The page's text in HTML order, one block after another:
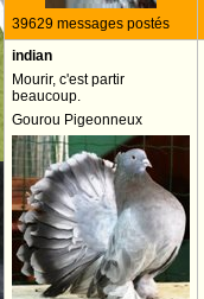
39629 messages postés
indian
Mourir, c'est partir
beaucoup.
Gourou Pigeonneux